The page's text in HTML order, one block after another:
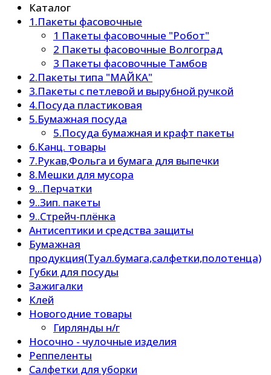
Каталог
1.Пакеты фасовочные
1 Пакеты фасовочные "Робот"
2 Пакеты фасовочные Волгоград
3 Пакеты фасовочные Тамбов
2.Пакеты типа "МАЙКА"
3.Пакеты с петлевой и вырубной ручкой
4.Посуда пластиковая
5.Бумажная посуда
5.Посуда бумажная и крафт пакеты
6.Канц. товары
7.Рукав,Фольга и бумага для выпечки
8.Мешки для мусора
9...Перчатки
9..Зип. пакеты
9..Стрейч-плёнка
Антисептики и средства защиты
Бумажная
продукция(Туал.бумага,салфетки,полотенца)
Губки для посуды
Зажигалки
Клей
Новогодние товары
Гирлянды н/г
Носочно - чулочные изделия
Реппеленты
Салфетки для уборки